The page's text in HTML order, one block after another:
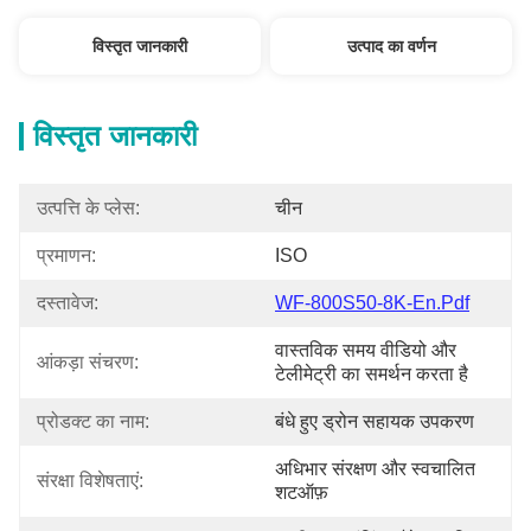
विस्तृत जानकारी उत्पाद का वर्णन
विस्तृत जानकारी
उत्पत्ति के प्लेस: चीन
प्रमाणन: ISO
दस्तावेज: WF-800S50-8K-En.pdf
आंकड़ा संचरण:
वास्तविक समय वीडियो और
टेलीमेट्री का समर्थन करता है
प्रोडक्ट का नाम: बंधे हुए ड्रोन सहायक उपकरण
संरक्षा विशेषताएं:
अधिभार संरक्षण और स्वचालित
शटऑफ़